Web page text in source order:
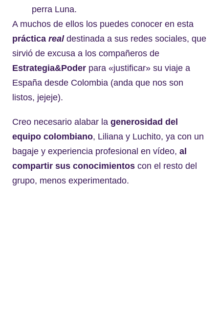
perra Luna.
A muchos de ellos los puedes conocer en esta
práctica real destinada a sus redes sociales, que
sirvió de excusa a los compañeros de
Estrategia&Poder para «justificar» su viaje a
España desde Colombia (anda que nos son
listos, jejeje).
Creo necesario alabar la generosidad del
equipo colombiano, Liliana y Luchito, ya con un
bagaje y experiencia profesional en vídeo, al
compartir sus conocimientos con el resto del
grupo, menos experimentado.